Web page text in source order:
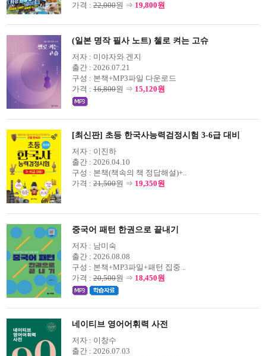
가격 : 22,000원 ⇒ 19,800원
(일본 명작 필사 노트) 첼로 켜는 고슈
저자 : 미야자와 겐지
출간 : 2026.07.21
구성 : 본책+MP3파일 다운로드
가격 : 16,800원 ⇒ 15,120원
[최신판] 초등 한국사능력검정시험 3-6급 대비
저자 : 이진하
출간 : 2026.04.10
구성 : 본책(책속의 책 정답해설)+..
가격 : 21,500원 ⇒ 19,350원
중국어 패턴 한권으로 끝내기
저자 : 남미숙
출간 : 2026.08.08
구성 : 본책+MP3파일+패턴 집중 ..
가격 : 20,500원 ⇒ 18,450원
네이티브 영어어휘력 사전
저자 : 이창수
출간 : 2026.07.03